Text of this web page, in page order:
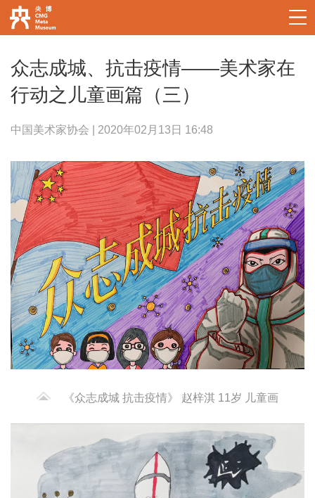
众志成城、抗击疫情——美术家在
行动之儿童画篇（三）
中国美术家协会 | 2020年02月13日 16:48
《众志成城 抗击疫情》 赵梓淇 11岁 儿童画